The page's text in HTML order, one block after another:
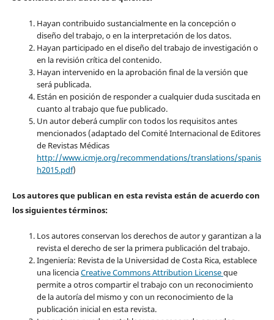
Hayan contribuido sustancialmente en la concepción o
diseño del trabajo, o en la interpretación de los datos.
Hayan participado en el diseño del trabajo de investigación o
en la revisión crítica del contenido.
Hayan intervenido en la aprobación final de la versión que
será publicada.
Están en posición de responder a cualquier duda suscitada en
cuanto al trabajo que fue publicado.
Un autor deberá cumplir con todos los requisitos antes
mencionados (adaptado del Comité Internacional de Editores
de Revistas Médicas
http://www.icmje.org/recommendations/translations/spanis
h2015.pdf)
Los autores que publican en esta revista están de acuerdo con
los siguientes términos:
Los autores conservan los derechos de autor y garantizan a la
revista el derecho de ser la primera publicación del trabajo.
Ingeniería: Revista de la Universidad de Costa Rica, establece
una licenciaCreative Commons Attribution Licenseque
permite a otros compartir el trabajo con un reconocimiento
de la autoría del mismo y con un reconocimiento de la
publicación inicial en esta revista.